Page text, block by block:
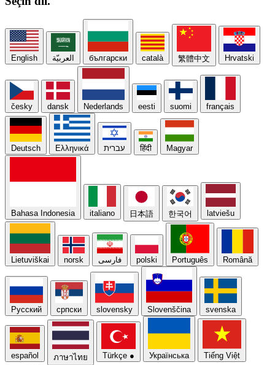
English العربيّة български català 繁體中文 Hrvatski
česky dansk Nederlands eesti suomi français
Deutsch Ελληνικά עברית हिंदी Magyar
Bahasa Indonesia italiano 日本語 한국어 latviešu
Lietuviškai norsk فارسی polski Português Română
Русский српски slovensky Slovenščina svenska
español ภาษาไทย Türkçe ● Українська Tiếng Việt